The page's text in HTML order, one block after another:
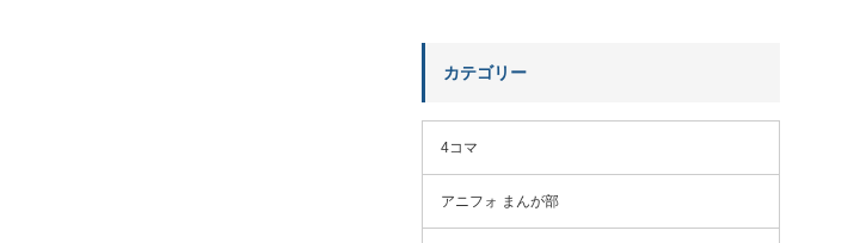
カテゴリー
4コマ
アニフォ まんが部